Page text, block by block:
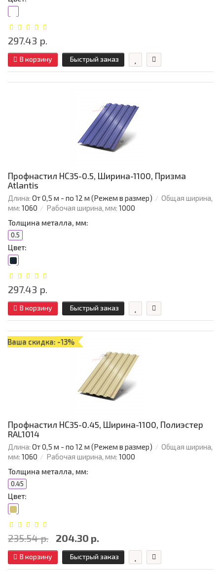
297.43 р.
В корзину Быстрый заказ
Профнастил НС35-0.5, Ширина-1100, Призма
Atlantis
Длина: От 0,5 м - по 12 м (Режем в размер)
Общая ширина,
мм: 1060 Рабочая ширина, мм: 1000
Толщина металла, мм:
0.5
Цвет:
297.43 р.
В корзину Быстрый заказ
Ваша скидка: -13%
Профнастил НС35-0.45, Ширина-1100, Полиэстер
RAL1014
Длина: От 0,5 м - по 12 м (Режем в размер)
Общая ширина,
мм: 1060 Рабочая ширина, мм: 1000
Толщина металла, мм:
0.45
Цвет:
235.54 р. 204.30 р.
В корзину Быстрый заказ